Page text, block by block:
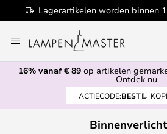
100+
naar
de
inhoud
16% vanaf € 89 op artikelen
Ontdek nu
ACTIECODE:BEST